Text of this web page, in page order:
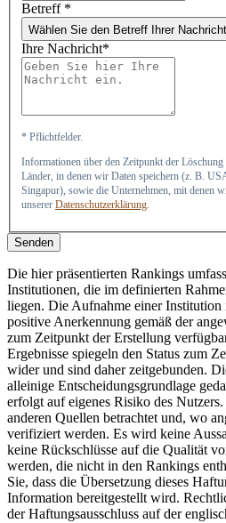
Betreff *
Wählen Sie den Betreff Ihrer Nachricht
Ihre Nachricht*
* Pflichtfelder.
Informationen über den Zeitpunkt der Löschung
Länder, in denen wir Daten speichern (z. B.
Singapur), sowie die Unternehmen, mit denen
unserer Datenschutzerklärung.
Senden
Die hier präsentierten Rankings
Institutionen, die im definierten
liegen. Die Aufnahme einer Institution
positive Anerkennung gemäß der
zum Zeitpunkt der Erstellung
Ergebnisse spiegeln den Status zum
wider und sind daher zeitgebunden.
alleinige Entscheidungsgrundlage
erfolgt auf eigenes Risiko des
anderen Quellen betrachtet und, wo
verifiziert werden. Es wird keine
keine Rückschlüsse auf die Qualität
werden, die nicht in den Rankings
Sie, dass die Übersetzung dieses
Information bereitgestellt wird.
der Haftungsausschluss auf der